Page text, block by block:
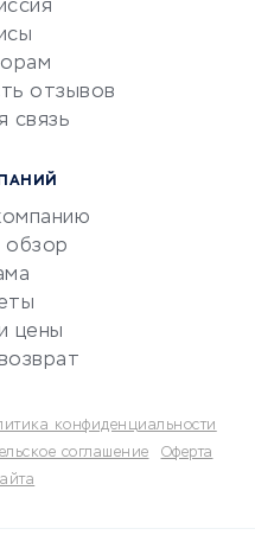
отзывов
связь
обзор
цены
конфиденциальности
соглашение
Оферта